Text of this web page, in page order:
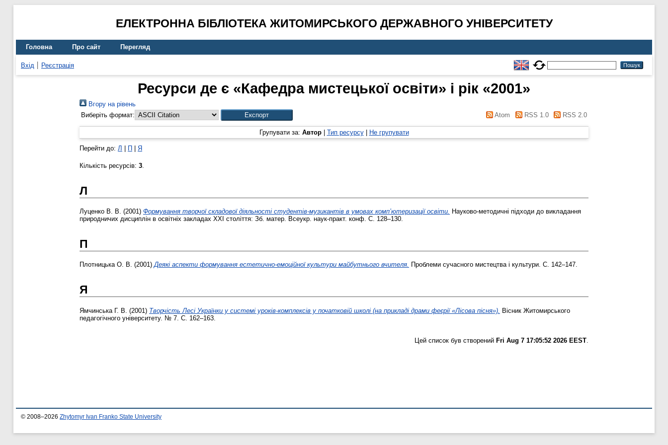
ЕЛЕКТРОННА БІБЛІОТЕКА ЖИТОМИРСЬКОГО ДЕРЖАВНОГО УНІВЕРСИТЕТУ
Головна Про сайт Перегляд
Вхід Реєстрація
Ресурси де є «Кафедра мистецької освіти» і рік «2001»
Вгору на рівень
Виберіть формат:
Atom RSS 1.0 RSS 2.0
Групувати за: Автор| Тип ресурсу| Не групувати
Перейти до: Л П Я
Кількість ресурсів: 3.
Л
Луценко В. В. (2001) Формування творчої складової діяльності студентів-музикантів в умовах комп’ютеризації освіти. Науково-методичні підходи до викладання
природничих дисциплін в освітніх закладах ХХІ століття: Зб. матер. Всеукр. наук-практ. конф. С. 128–130.
П
Плотницька О. В. (2001)Деякі аспекти формування естетично-емоційної культури майбутнього вчителя. Проблеми сучасного мистецтва і культури. С. 142–147.
Я
Ямчинська Г. В. (2001) Творчість Лесі Українки у системі уроків-комплексів у початковій школі (на прикладі драми феєрії «Лісова пісня»). Вісник Житомирського
педагогічного університету. № 7. С. 162–163.
Цей список був створений Fri Aug 7 17:05:52 2026 EEST
© 2008–2026 Zhytomyr Ivan Franko State University